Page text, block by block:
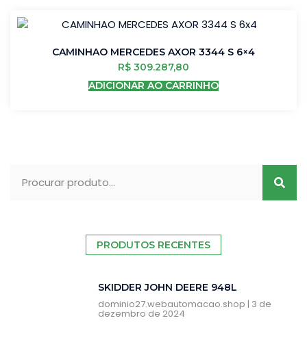
CAMINHAO MERCEDES AXOR 3344 S 6×4
R$ 309.287,80
ADICIONAR AO CARRINHO
PRODUTOS RECENTES
SKIDDER JOHN DEERE 948L
dominio27.webautomacao.shop 3 de
dezembro de 2024